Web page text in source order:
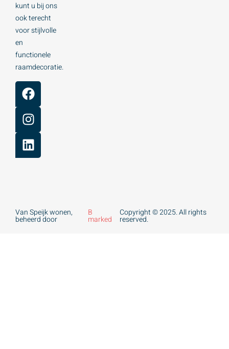
kunt u bij ons
ook terecht
voor stijlvolle
en
functionele
raamdecoratie.
Van Speijk wonen,
beheerd door
B
marked
Copyright © 2025. All rights
reserved.